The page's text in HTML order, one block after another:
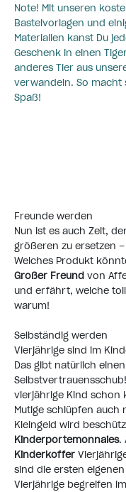
Note! Mit unseren
Bastelvorlagen und
Materialien kanst Du
Geschenk in einen
anderes Tier aus
verwandeln. So macht
Spaß!
Freunde werden
Nun ist es auch Zeit,
größeren zu ersetzen
Welches Produkt
Großer Freund von
und erfährt, welche
warum!
Selbständig werden
Vierjährige sind im
Das gibt natürlich
vierjährige Kind schon
Mutige schlüpfen auch
Kleingeld wird
Kinderportemonnaies.
Kinderkoffer
sind die ersten
Vierjährige begreifen